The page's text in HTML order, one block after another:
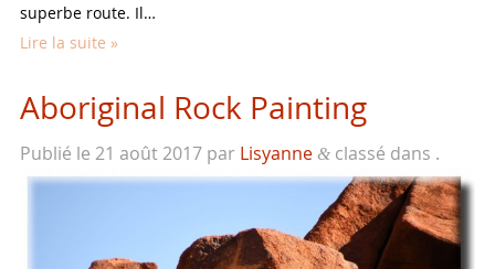
superbe route. Il…
Lire la suite »
Aboriginal Rock Painting
Publié le 21 août 2017par Lisyanne &classé dans .